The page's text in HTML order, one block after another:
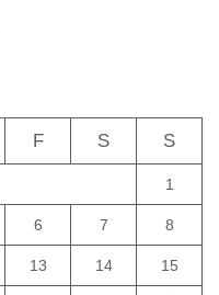
F S S
1
6 7 8
13 14 15